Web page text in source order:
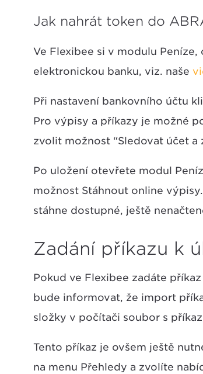
Jak nahrát token do
Ve Flexibee si v modulu
elektronickou banku, viz. naše
Při nastavení bankovního účtu
Pro výpisy a příkazy je možné
zvolit možnost “Sledovat účet a
Po uložení otevřete modul
možnost Stáhnout online
stáhne dostupné, ještě
Zadání příkazu k
Pokud ve Flexibee zadáte
bude informovat, že import
složky v počítači soubor s
Tento příkaz je ovšem ještě
na menu Přehledy a zvolíte